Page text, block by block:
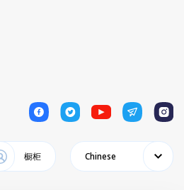
1 1 1 1 1
橱柜 Chinese